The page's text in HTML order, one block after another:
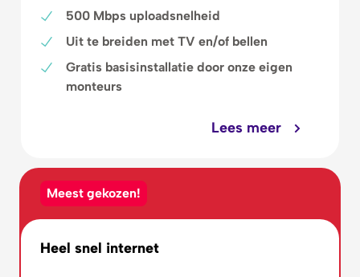
500 Mbps uploadsnelheid
Uit te breiden met TV en/of bellen
Gratis basisinstallatie door onze eigen
monteurs
Lees meer
Meest gekozen!
Heel snel internet